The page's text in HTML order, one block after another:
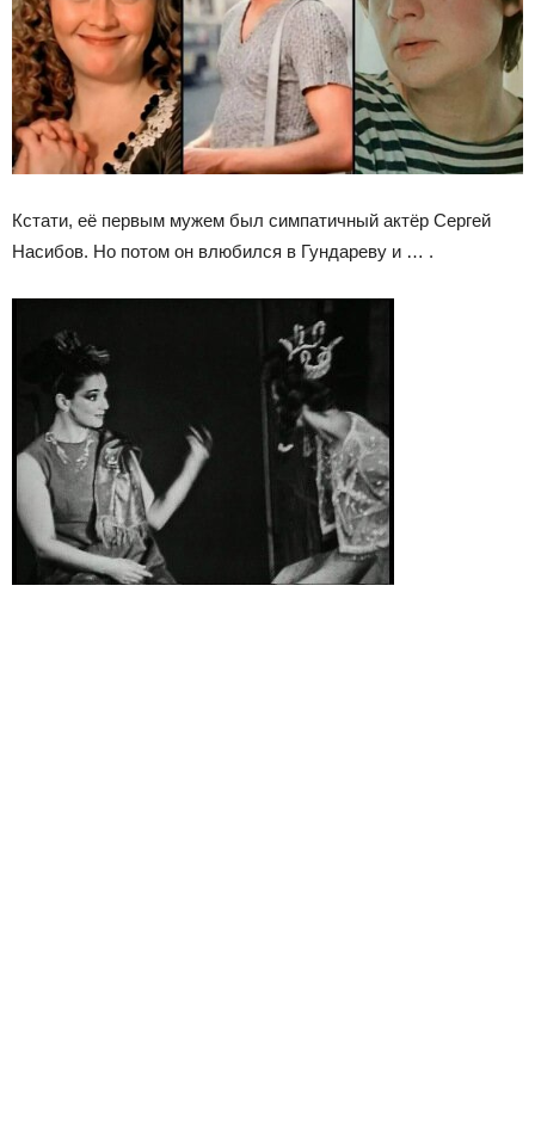
Кстати, её первым мужем был симпатичный актёр Сергей
Насибов. Но потом он влюбился в Гундареву и … .